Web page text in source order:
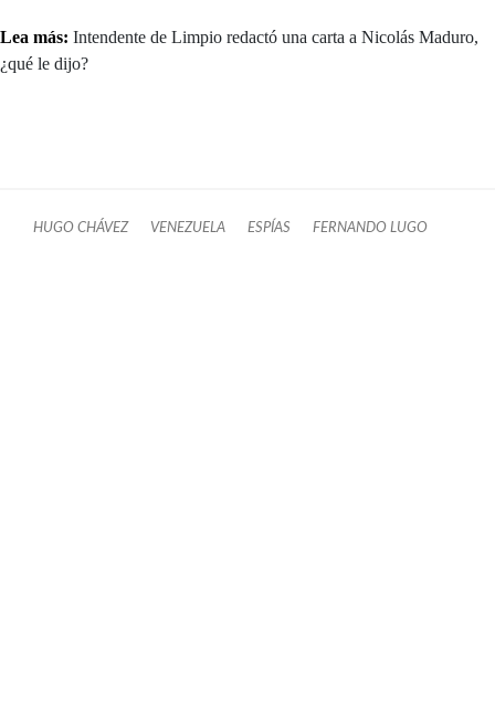
Lea más: Intendente de Limpio redactó una carta a Nicolás Maduro,
¿qué le dijo?
HUGO CHÁVEZ VENEZUELA ESPÍAS FERNANDO LUGO